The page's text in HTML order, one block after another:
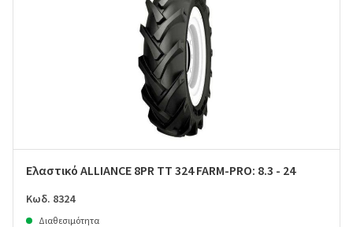
Ελαστικό ALLIANCE 8PR TT 324 FARM-PRO: 8.3 - 24
Κωδ. 8324
Διαθεσιμότητα